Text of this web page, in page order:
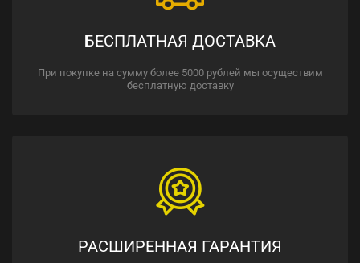
БЕСПЛАТНАЯ ДОСТАВКА
При покупке на сумму более 5000 рублей мы осуществим
бесплатную доставку
РАСШИРЕННАЯ ГАРАНТИЯ